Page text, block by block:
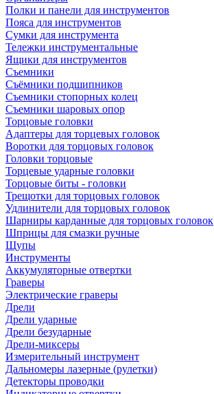
Полки и панели для инструментов
Пояса для инструментов
Сумки для инструмента
Тележки инструментальные
Ящики для инструментов
Съемники
Съёмники подшипников
Съемники стопорных колец
Съемники шаровых опор
Торцовые головки
Адаптеры для торцевых головок
Воротки для торцовых головок
Головки торцовые
Торцевые ударные головки
Торцовые биты - головки
Трещотки для торцовых головок
Удлинители для торцовых головок
Шарниры карданные для торцовых головок
Шприцы для смазки ручные
Щупы
Инструменты
Аккумуляторные отвертки
Граверы
Электрические граверы
Дрели
Дрели ударные
Дрели безударные
Дрели-миксеры
Измерительный инструмент
Дальномеры лазерные (рулетки)
Детекторы проводки